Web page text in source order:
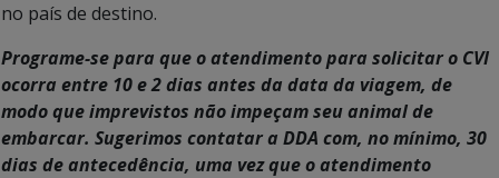
no país de destino.
Programe-se para que o atendimento para solicitar o CVI
ocorra entre 10 e 2 dias antes da data da viagem, de
modo que imprevistos não impeçam seu animal de
embarcar. Sugerimos contatar a DDA com, no mínimo, 30
dias de antecedência, uma vez que o atendimento